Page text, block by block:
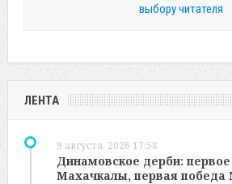
выбору читателя
ЛЕНТА
9 августа, 2026 17:58
Динамовское дерби:
Махачкалы, первая победа